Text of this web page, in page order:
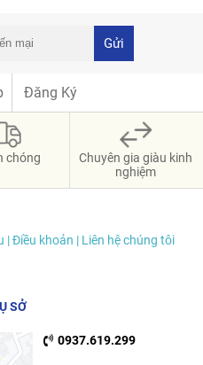
Gửi
Đăng Ký
chóng
Chuyên gia giàu kinh
nghiệm
| Điều khoản | Liên hệ chúng tôi
SỞ
0937.619.299